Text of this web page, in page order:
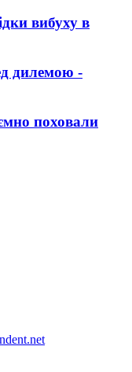
вибуху в
дилемою -
поховали